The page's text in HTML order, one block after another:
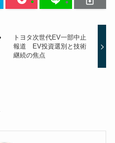
トヨタ次世代EV一部中止
報道 EV投資選別と技術
継続の焦点